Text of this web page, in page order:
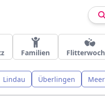
Familien
Lindau Überlingen